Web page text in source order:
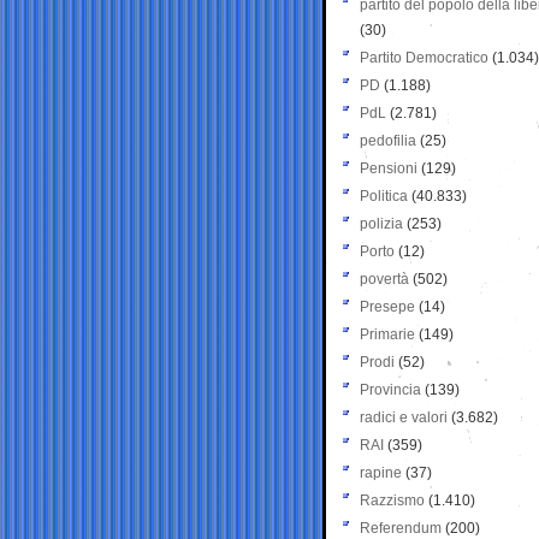
partito del popolo della
(30)
Partito Democratico (1.034)
PD (1.188)
PdL (2.781)
pedofilia (25)
Pensioni (129)
Politica (40.833)
polizia (253)
Porto (12)
povertà (502)
Presepe (14)
Primarie (149)
Prodi (52)
Provincia (139)
radici e valori (3.682)
RAI (359)
rapine (37)
Razzismo (1.410)
Referendum (200)